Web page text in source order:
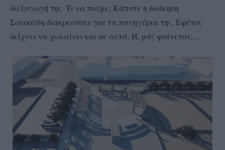
διεξαγωγή της. Τι να πούμε; Κάποτε η διοίκηση
Σουσούδη διακρινόταν για τα πανηγύρια της. Εφέτος
δείχνει να χωλαίνει και σε αυτά. Ή, μάς φαίνεται;…